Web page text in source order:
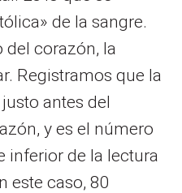
de la sangre.
del corazón, la
Registramos que la
antes del
y es el número
inferior de la lectura
este caso, 80